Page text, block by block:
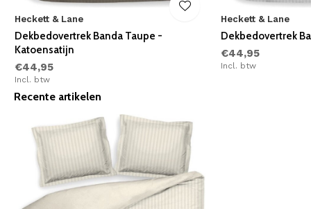
Heckett & Lane
Dekbedovertrek Banda Taupe -
Katoensatijn
€44,95
Incl. btw
Heckett & Lane
Dekbedovertrek
€44,95
Incl. btw
Recente artikelen